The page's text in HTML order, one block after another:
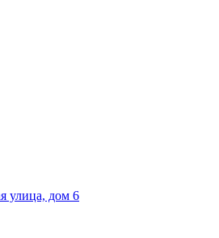
улица, дом 6